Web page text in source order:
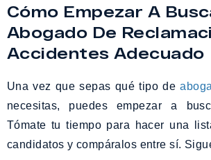
Cómo Empezar A
Abogado De
Accidentes Adecuado
Una vez que sepas qué tipo de
necesitas, puedes empezar a
Tómate tu tiempo para hacer una
candidatos y compáralos entre sí.